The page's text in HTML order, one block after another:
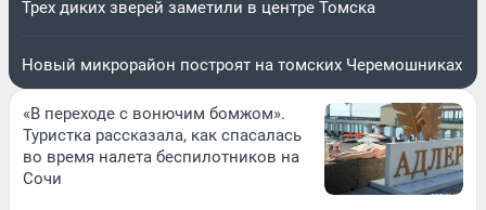
Трех диких зверей заметили в центре Томска
Новый микрорайон построят на томских Черемошниках
«В переходе с вонючим бомжом».
Туристка рассказала, как спасалась
во время налета беспилотников на
Сочи